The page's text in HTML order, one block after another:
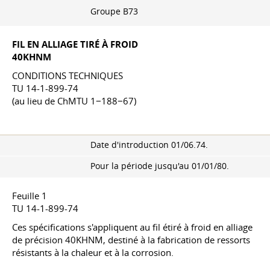
Groupe B73
FIL EN ALLIAGE TIRÉ À FROID
40KHNM
CONDITIONS TECHNIQUES
TU 14-1-899-74
(au lieu de ChMTU 1−188−67)
Date d'introduction 01/06.74.
Pour la période jusqu'au 01/01/80.
Feuille 1
TU 14-1-899-74
Ces spécifications s'appliquent au fil étiré à froid en alliage
de précision 40KHNM, destiné à la fabrication de ressorts
résistants à la chaleur et à la corrosion.